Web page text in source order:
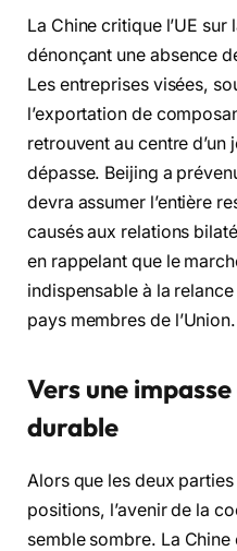
La Chine critique l’UE
dénonçant une absence
Les entreprises visées,
l’exportation de
retrouvent au centre
dépasse. Beijing a
devra assumer l’entière
causés aux relations
en rappelant que le
indispensable à la
pays membres de l’Union.
Vers une
durable
Alors que les deux
positions, l’avenir de la
semble sombre. La Chine